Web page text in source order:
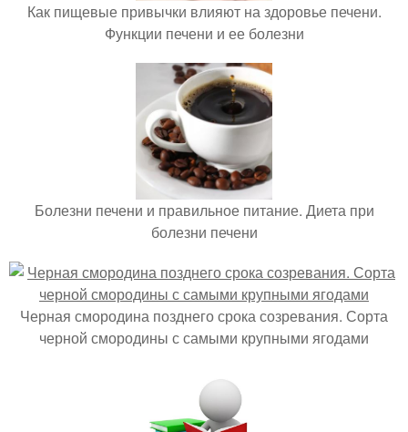
Как пищевые привычки влияют на здоровье печени.
Функции печени и ее болезни
Болезни печени и правильное питание. Диета при
болезни печени
Черная смородина позднего срока созревания. Сорта
черной смородины с самыми крупными ягодами